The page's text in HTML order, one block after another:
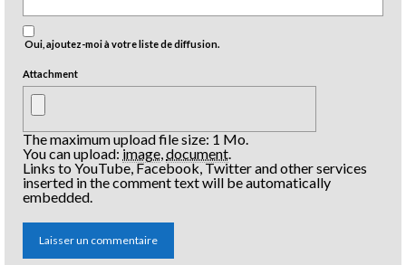
Oui, ajoutez-moi à votre liste de diffusion.
Attachment
The maximum upload file size: 1 Mo.
You can upload:image document
Links to YouTube, Facebook, Twitter and other services
inserted in the comment text will be automatically
embedded.